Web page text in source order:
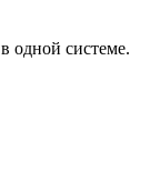
одной системе.